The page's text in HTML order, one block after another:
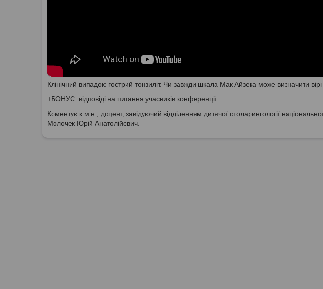
Клінічний випадок: гострий тонзиліт. Чи завжди шкала Мак Айзека може визначити
+БОНУС: відповіді на питання учасників конференції
Коментує к.м.н., доцент, завідуючий відділенням дитячої отоларингології
Молочек Юрій Анатолійович.